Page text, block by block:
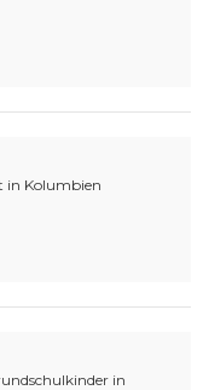
in Kolumbien
in